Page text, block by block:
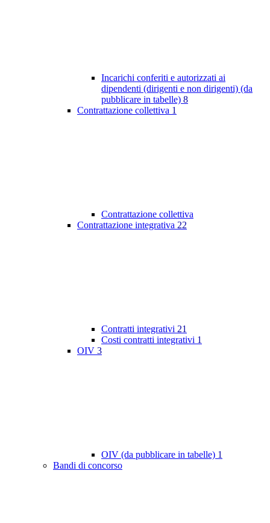
Incarichi conferiti e autorizzati ai
dipendenti (dirigenti e non dirigenti) (da
pubblicare in tabelle) 8
Contrattazione collettiva 1
Contrattazione collettiva
Contrattazione integrativa 22
Contratti integrativi 21
Costi contratti integrativi 1
OIV 3
OIV (da pubblicare in tabelle) 1
Bandi di concorso